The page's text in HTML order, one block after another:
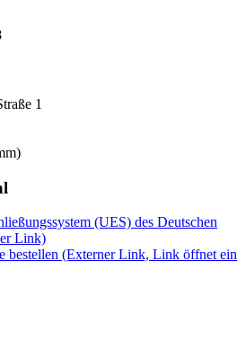
1
(UES) des Deutschen
Link)
bestellen (Externer Link, Link öffnet ein